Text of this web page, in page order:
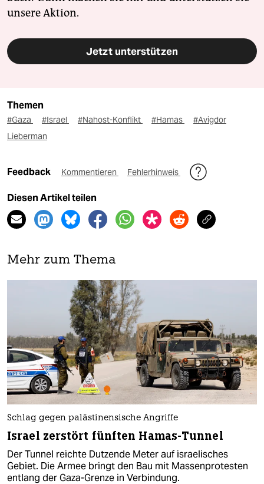
unsere Aktion.
Jetzt unterstützen
Themen
#Gaza #Israel #Nahost-Konflikt #Hamas
#Avigdor
Lieberman
Feedback Kommentieren Fehlerhinweis
Diesen Artikel teilen
Mehr zum Thema
Schlag gegen palästinensische Angriffe
Israel zerstört fünften Hamas-Tunnel
Der Tunnel reichte Dutzende Meter auf israelisches
Gebiet. Die Armee bringt den Bau mit Massenprotesten
entlang der Gaza-Grenze in Verbindung.